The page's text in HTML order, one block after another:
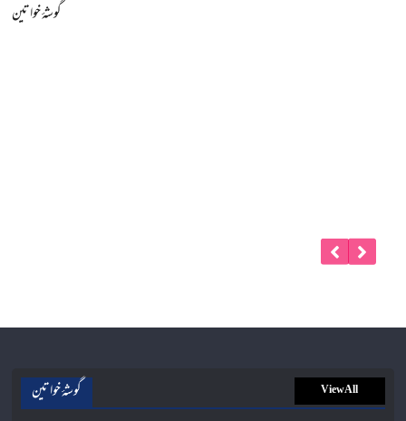
گوشۂ خواتین
گوشۂ خواتین View All